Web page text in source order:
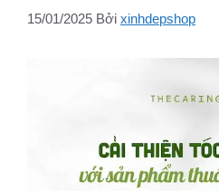
15/01/2025 Bởi xinhdepshop